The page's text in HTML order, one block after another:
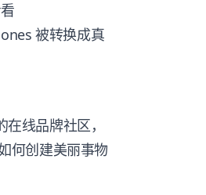
被转换成真
线品牌社区，
何创建美丽事物